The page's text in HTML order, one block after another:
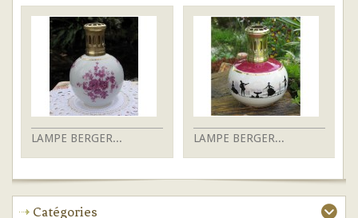
LAMPE BERGER... LAMPE BERGER...
Catégories